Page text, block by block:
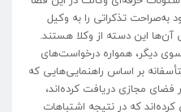
به‌صراحت تذکراتی را به وکیل
آن‌ها این دسته از وکلا هستند.
دیگر، همواره درخواست‌های
بر اساس راهنمایی‌هایی که
فضای مجازی دریافت کرده‌اند،
که در نتیجه اشتباهات